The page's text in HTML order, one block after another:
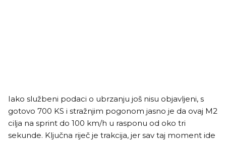
Iako službeni podaci o ubrzanju još nisu objavljeni, s
gotovo 700 KS i stražnjim pogonom jasno je da ovaj M2
cilja na sprint do 100 km/h u rasponu od oko tri
sekunde. Ključna riječ je trakcija, jer sav taj moment ide